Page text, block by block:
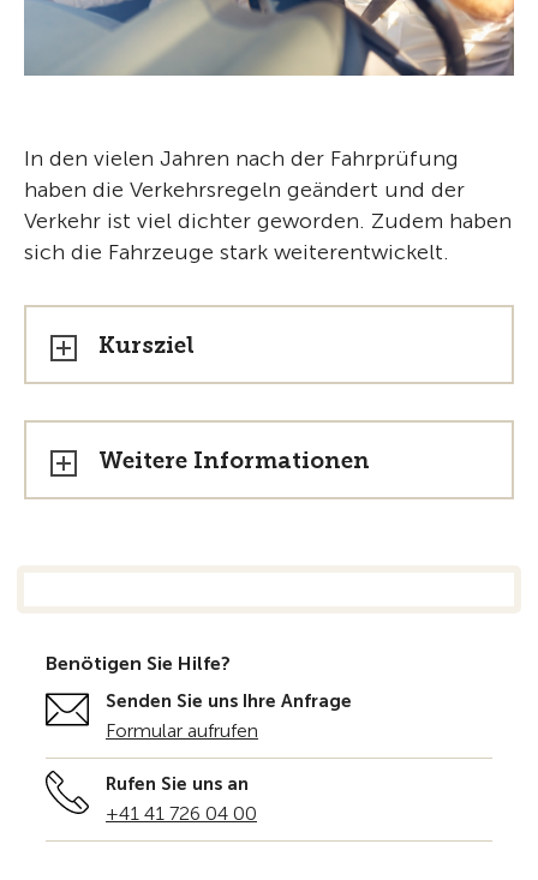
In den vielen Jahren nach der Fahrprüfung
haben die Verkehrsregeln geändert und der
Verkehr ist viel dichter geworden. Zudem haben
sich die Fahrzeuge stark weiterentwickelt.
Kursziel
Weitere Informationen
Benötigen Sie Hilfe?
Senden Sie uns Ihre Anfrage
Formular aufrufen
Rufen Sie uns an
+41 41 726 04 00